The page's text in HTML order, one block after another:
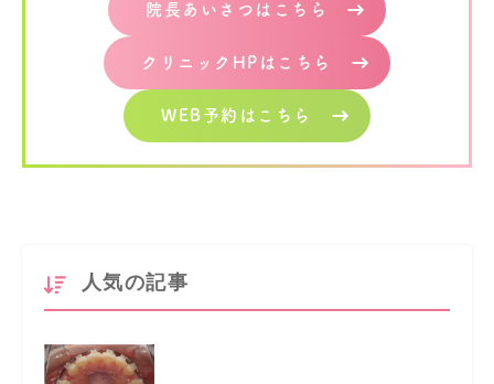
院長あいさつはこちら
クリニックHPはこちら
WEB予約はこちら
人気の記事